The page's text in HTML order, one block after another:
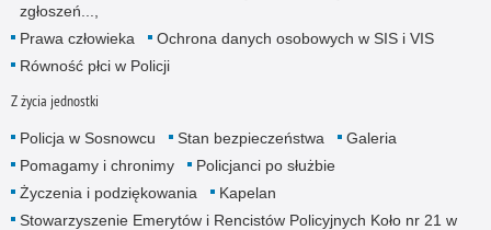
zgłoszeń...,
Prawa człowieka
Ochrona danych osobowych w SIS i VIS
Równość płci w Policji
Z życia jednostki
Policja w Sosnowcu Stan bezpieczeństwa
Galeria
Pomagamy i chronimy
Policjanci po służbie
Życzenia i podziękowania
Kapelan
Stowarzyszenie Emerytów i Rencistów Policyjnych Koło nr 21 w